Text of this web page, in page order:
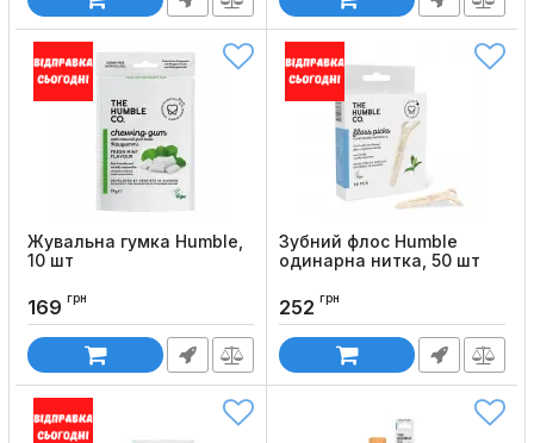
Жувальна гумка Humble,
10 шт
169 грн
Зубний флос Humble
одинарна нитка, 50 шт
252 грн